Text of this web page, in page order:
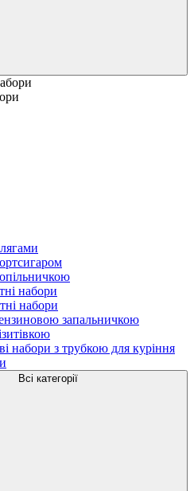
набори
набори
запальничкою
набори з трубкою для куріння
Всі категорії